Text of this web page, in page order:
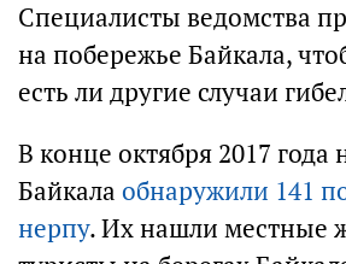
Специалисты ведомства
на побережье Байкала,
есть ли другие случаи
В конце октября 2017 года
Байкала обнаружили 141
нерпу. Их нашли местные